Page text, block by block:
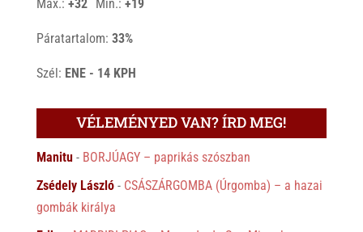
Max.: +32 Min.: +19
Páratartalom: 33%
Szél: ENE - 14 KPH
VÉLEMÉNYED VAN? ÍRD MEG!
Manitu- BORJÚAGY – paprikás szószban
Zsédely László- CSÁSZÁRGOMBA (Úrgomba) – a hazai
gombák királya